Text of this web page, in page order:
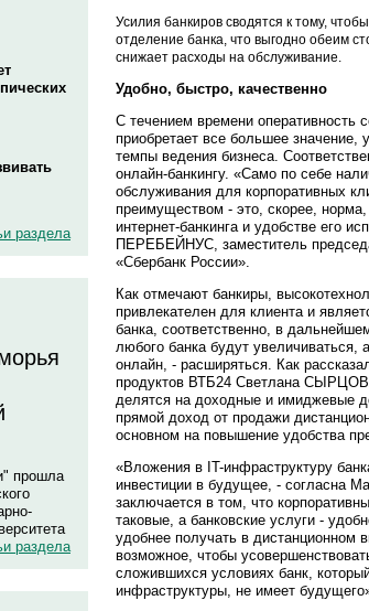
раздела
прошла
раздела
Усилия банкиров сводятся к тому,
отделение банка, что выгодно обеим
снижает расходы на обслуживание.
Удобно, быстро, качественно
С течением времени оперативность
приобретает все большее значение,
темпы ведения бизнеса.
онлайн-банкингу. «Само по себе
обслуживания для корпоративных
преимуществом - это, скорее,
интернет-банкинга и удобстве его
ПЕРЕБЕЙНУС, заместитель
«Сбербанк России».
Как отмечают банкиры,
привлекателен для клиента и
банка, соответственно, в
любого банка будут
онлайн, - расширяться. Как
продуктов ВТБ24 Светлана
делятся на доходные и имиджевые
прямой доход от продажи
основном на повышение удобства
«Вложения в IT-инфраструктуру
инвестиции в будущее, - согласна
заключается в том, что
таковые, а банковские услуги -
удобнее получать в
возможное, чтобы
сложившихся условиях банк,
инфраструктуры, не имеет